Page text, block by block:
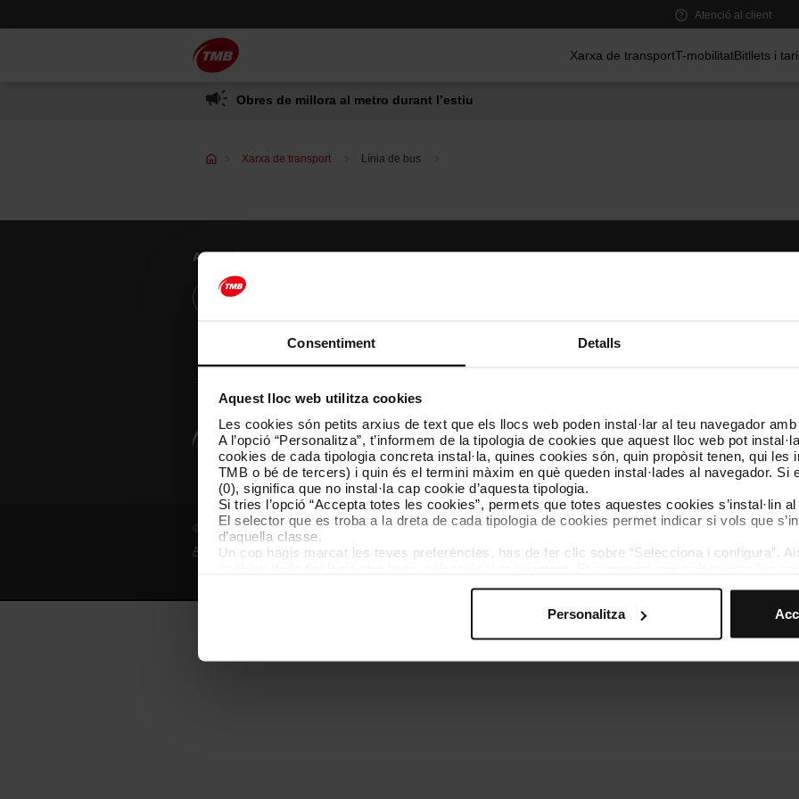
Consentiment Detalls
Aquest lloc web utilitza cookies
Les cookies són petits arxius de text que els llocs web poden instal·lar al teu navegador
A l’opció “Personalitza”, t’informem de la tipologia de cookies que aquest lloc web pot
cookies de cada tipologia concreta instal·la, quines cookies són, quin propòsit tenen, qui les
TMB o bé de tercers) i quin és el termini màxim en què queden instal·lades al navegador. Si
(0), significa que no instal·la cap cookie d’aquesta tipologia.
Si tries l’opció “Accepta totes les cookies”, permets que totes aquestes cookies s’instal·lin
El selector que es troba a la dreta de cada tipologia de cookies permet indicar si vols que
d’aquella classe.
Un cop hagis marcat les teves preferències, has de fer clic sobre “Selecciona i configura”.
perquè permeten recordar les teves opcions de navegació (com ara l’idioma) i milloren la
començar a navegar-hi. Només pots consultar la nostraPolítica de cookies
Personalitza
al
contingut
Atenció al client
Xarxa de transportT-mobilitatBitllets i
Obres de millora al metro durant l’estiu
Xarxa de transport Línia de bus
Atenció al client
Resol els teus dubtes
Segueix-nos
TMB
Coneix-nos Contacta
© Grup TMB - Tots els drets reservats
Avís legal
Política de privadesa Política de cookies Gestor de cookies Accessibilitat Mapa web